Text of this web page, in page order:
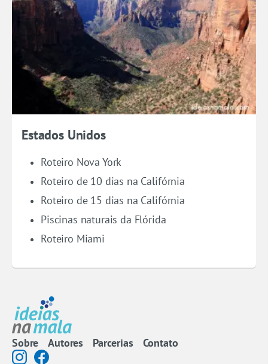
Estados Unidos
Roteiro Nova York
Roteiro de 10 dias na Califórnia
Roteiro de 15 dias na Califórnia
Piscinas naturais da Flórida
Roteiro Miami
Sobre Autores Parcerias Contato